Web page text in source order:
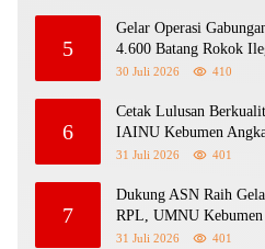
5
Gelar Operasi
4.600 Batang Rokok
30 Juli 2026 410
6
Cetak Lulusan
IAINU Kebumen
Sejak SD
31 Juli 2026 401
7
Dukung ASN Raih
RPL, UMNU Kebumen
Purbalingga
31 Juli 2026 401